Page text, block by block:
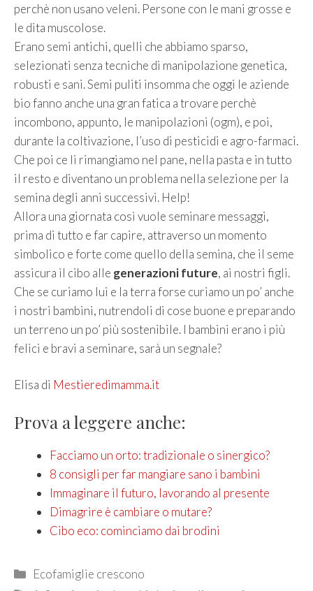
perchè non usano veleni. Persone con le mani grosse e
le dita muscolose.
Erano semi antichi, quelli che abbiamo sparso,
selezionati senza tecniche di manipolazione genetica,
robusti e sani. Semi puliti insomma che oggi le aziende
bio fanno anche una gran fatica a trovare perchè
incombono, appunto, le manipolazioni (ogm), e poi,
durante la coltivazione, l’uso di pesticidi e agro-farmaci.
Che poi ce li rimangiamo nel pane, nella pasta e in tutto
il resto e diventano un problema nella selezione per la
semina degli anni successivi. Help!
Allora una giornata così vuole seminare messaggi,
prima di tutto e far capire, attraverso un momento
simbolico e forte come quello della semina, che il seme
assicura il cibo alle generazioni future, ai nostri figli.
Che se curiamo lui e la terra forse curiamo un po’ anche
i nostri bambini, nutrendoli di cose buone e preparando
un terreno un po’ più sostenibile. I bambini erano i più
felici e bravi a seminare, sarà un segnale?
Elisa di Mestieredimamma.it
Prova a leggere anche:
Facciamo un orto: tradizionale o sinergico?
8 consigli per far mangiare sano i bambini
Immaginare il futuro, lavorando al presente
Dimagrire è cambiare o mutare?
Cibo eco: cominciamo dai brodini
Categories
Ecofamiglie crescono